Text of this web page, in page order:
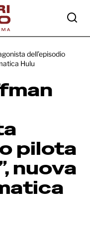
nuova
dell’episodio
Hulu
pilota
nuova